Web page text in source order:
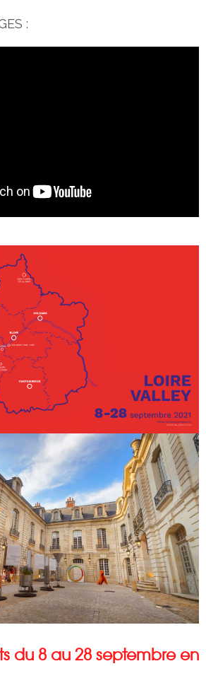
:
du 8 au 28 septembre en